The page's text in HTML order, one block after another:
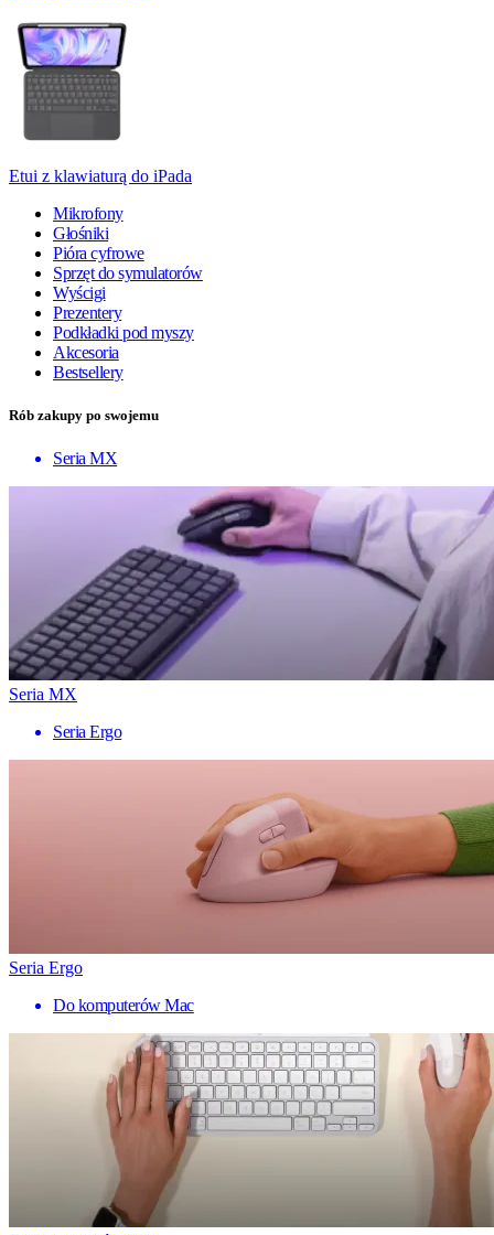
Etui z klawiaturą do iPada
Mikrofony
Głośniki
Pióra cyfrowe
Sprzęt do symulatorów
Wyścigi
Prezentery
Podkładki pod myszy
Akcesoria
Bestsellery
Rób zakupy po swojemu
Seria MX
Seria MX
Seria Ergo
Seria Ergo
Do komputerów Mac